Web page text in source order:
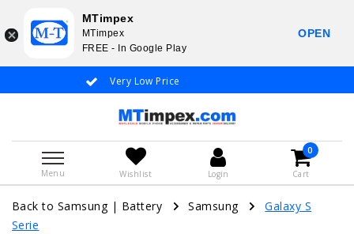
Very Low Price
Menu Wishlist Login
0
Cart
Back to Samsung| Battery Samsung
Galaxy S
Serie
MTimpex
MTimpex
FREE - In Google Play
OPEN